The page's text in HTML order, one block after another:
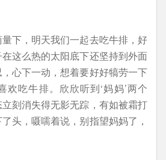
下，明天我们一起去吃牛排，好
这么热的太阳底下还坚持到外面
心下一动，想着要好好犒劳一下
欢吃牛排。欣欣听到‘妈妈’两个
刻消失得无影无踪，有如被霜打
头，嗫嚅着说，别指望妈妈了，